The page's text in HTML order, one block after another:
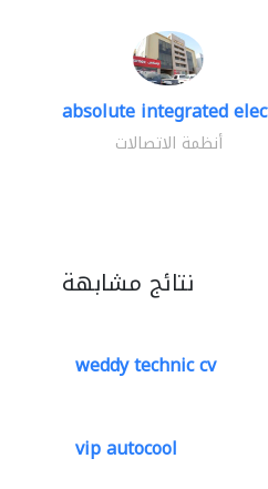
absolute integrated
أنظمة الاتصالات
نتائج مشابهة
weddy technic cv
vip autocool